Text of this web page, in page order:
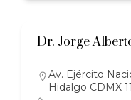
Dr. Jorge
Av. Ejército
Hidalgo CDMX